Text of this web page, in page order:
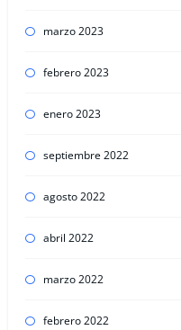
marzo 2023
febrero 2023
enero 2023
septiembre 2022
agosto 2022
abril 2022
marzo 2022
febrero 2022